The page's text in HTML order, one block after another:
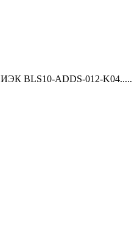
BLS10-ADDS-012-K04.....